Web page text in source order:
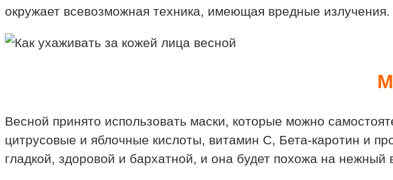
окружает всевозможная техника, имеющая вредные
Весной принято использовать маски, которые можно
цитрусовые и яблочные кислоты, витамин С, Бета-каротин и
гладкой, здоровой и бархатной, и она будет похожа на нежный